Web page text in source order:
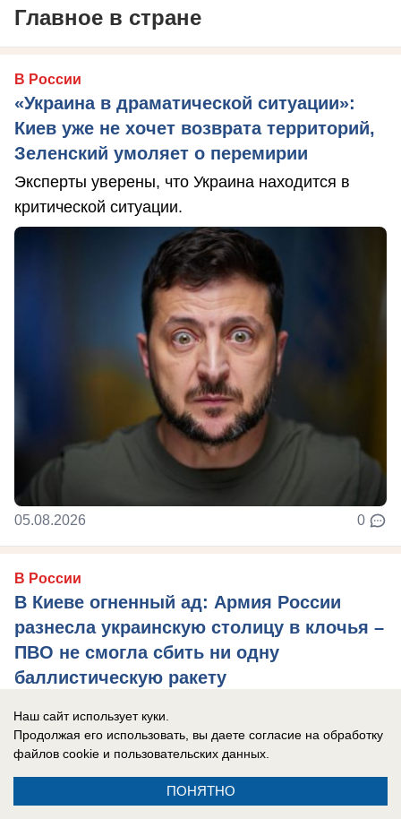
Главное в стране
В России
«Украина в драматической ситуации»:
Киев уже не хочет возврата территорий,
Зеленский умоляет о перемирии
Эксперты уверены, что Украина находится в
критической ситуации.
05.08.2026 0
В России
В Киеве огненный ад: Армия России
разнесла украинскую столицу в клочья –
ПВО не смогла сбить ни одну
баллистическую ракету
одной из крупнейших атак ВС РФ на украинскую
столицу.
Наш сайт использует куки.
Продолжая его использовать, вы даете согласие на обработку
файлов cookie и пользовательских данных.
ПОНЯТНО